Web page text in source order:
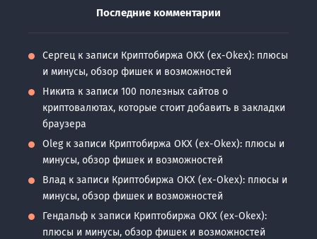
Последние комментарии
Сергец к записи Криптобиржа OKX (ex-Okex): плюсы
и минусы, обзор фишек и возможностей
Никита к записи 100 полезных сайтов о
криптовалютах, которые стоит добавить в закладки
браузера
Olegк записи Криптобиржа OKX (ex-Okex): плюсы и
минусы, обзор фишек и возможностей
Влад к записи Криптобиржа OKX (ex-Okex): плюсы и
минусы, обзор фишек и возможностей
Гендальф к записи Криптобиржа OKX (ex-Okex):
плюсы и минусы, обзор фишек и возможностей